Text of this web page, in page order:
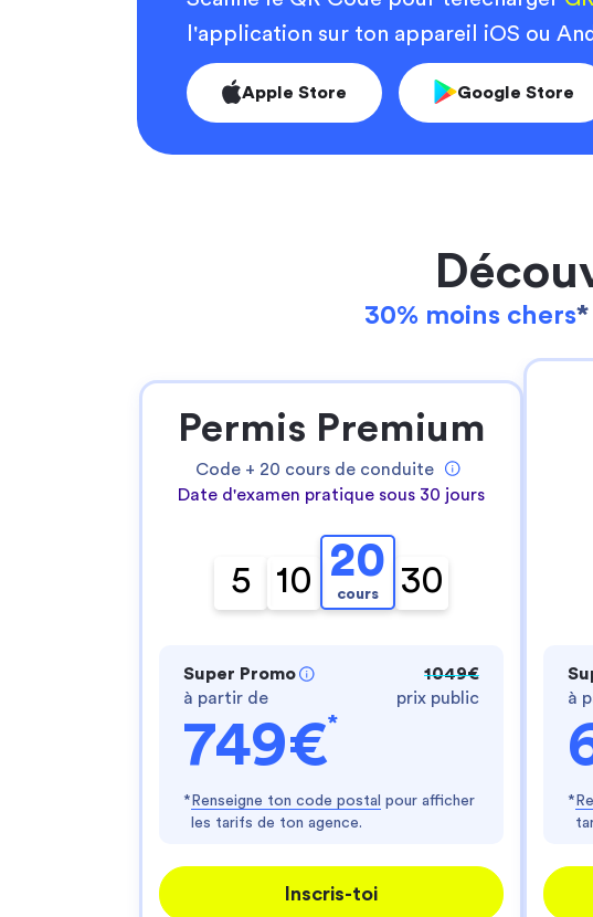
Ta
web
Nous
-
- te
-
-
Lire la
Notre
l'application sur ton appareil iOS ou
Apple Store Google Store
30% moins chers*
Permis Premium
Code + 20 cours de conduite
Date d'examen pratique sous 30 jours
5 10 20
cours 30
Super Promo
à partir de
749€*
1049€
prix public
* Renseigne ton code postal pour afficher
les tarifs de ton agence.
Inscris-toi
à
*